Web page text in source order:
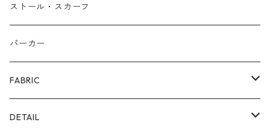
ピアス/イヤリング
リング
布帛
カゴ
ファー
ECOレザー/ファー/ムートン
サンダル/ミュール
スニーカー/カジュアルシューズ
パンプス/綺麗めシューズ
ブーツ
ストール・スカーフ
パーカー
FABRIC
裏毛スウェット
DETAIL